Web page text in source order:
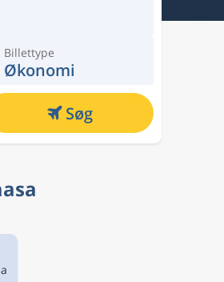
Billettype
Økonomi
Søg